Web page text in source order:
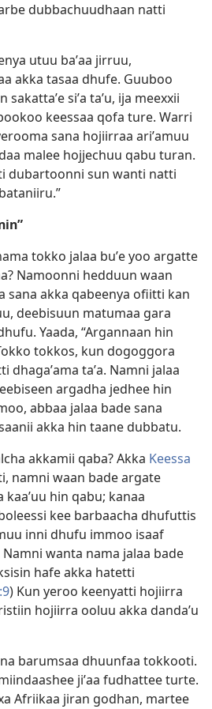
dubbachuudhaan natti
utuu baʼaa jirruu,
akka tasaa dhufe. Guuboo
siʼa taʼu, ija meexxii
keessaa qofa ture. Warri
sana hojiirraa ariʼamuu
malee hojjechuu qabu turan.
dubartoonni sun wanti natti
tokko jalaa buʼe yoo argatte
Namoonni hedduun waan
sana akka qabeenya ofiitti kan
deebisuun matumaa gara
Yaada, “Argannaan hin
tokkos, kun dogoggora
dhagaʼama taʼa. Namni jalaa
argadha jedhee hin
abbaa jalaa bade sana
akka hin taane dubbatu.
akkamii qaba? Akka Keessa
namni waan bade argate
hin qabu; kanaa
kee barbaacha dhufuttis
inni dhufu immoo isaaf
wanta nama jalaa bade
hafe akka hatetti
) Kun yeroo keenyatti hojiirra
hojiirra ooluu akka dandaʼu
barumsaa dhuunfaa tokkooti.
jiʼaa fudhattee turte.
Afriikaa jiran godhan, martee